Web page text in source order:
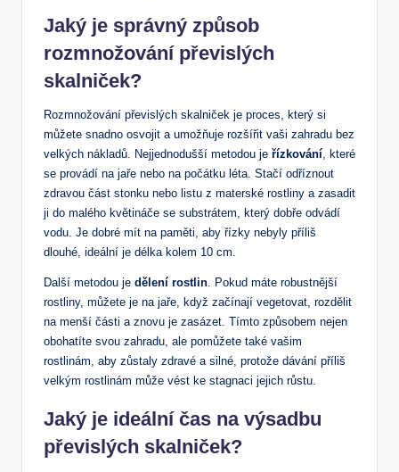
Jaký je správný způsob
rozmnožování převislých
skalniček?
Rozmnožování převislých skalniček je proces, který si
můžete snadno osvojit a umožňuje rozšířit vaši zahradu bez
velkých nákladů. Nejjednodušší metodou je řízkování , které
se provádí na jaře nebo na počátku léta. Stačí odříznout
zdravou část stonku nebo listu z materské rostliny a zasadit
ji do malého květináče se substrátem, který dobře odvádí
vodu. Je dobré mít na paměti, aby řízky nebyly příliš
dlouhé, ideální je délka kolem 10 cm.
Další metodou je dělení rostlin . Pokud máte robustnější
rostliny, můžete je na jaře, když začínají vegetovat, rozdělit
na menší části a znovu je zasázet. Tímto způsobem nejen
obohatíte svou zahradu, ale pomůžete také vašim
rostlinám, aby zůstaly zdravé a silné, protože dávání příliš
velkým rostlinám může vést ke stagnaci jejich růstu.
Jaký je ideální čas na výsadbu
převislých skalniček?